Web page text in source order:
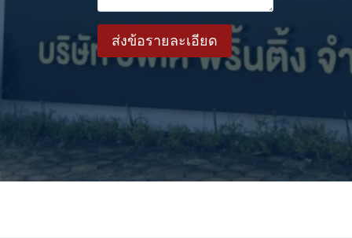
ส่งข้อรายละเอียด